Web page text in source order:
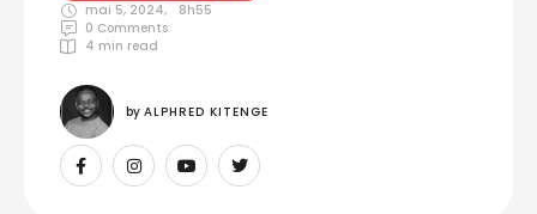
mai 5, 2024,
8h55
0 Comments
4 min read
by ALPHRED KITENGE